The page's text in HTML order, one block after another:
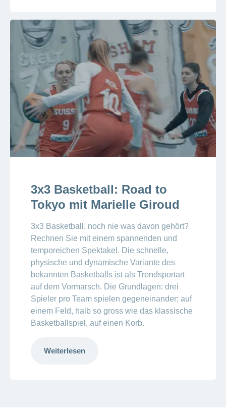
3x3 Basketball: Road to
Tokyo mit Marielle Giroud
3x3 Basketball, noch nie was davon gehört?
Rechnen Sie mit einem spannenden und
temporeichen Spektakel. Die schnelle,
physische und dynamische Variante des
bekannten Basketballs ist als Trendsportart
auf dem Vormarsch. Die Grundlagen: drei
Spieler pro Team spielen gegeneinander; auf
einem Feld, halb so gross wie das klassische
Basketballspiel, auf einen Korb.
Weiterlesen